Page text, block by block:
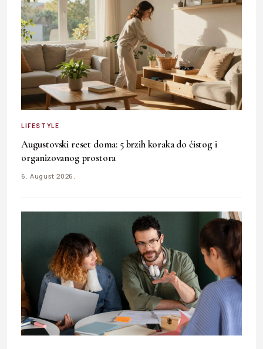
LIFESTYLE
Augustovski reset doma: 5 brzih koraka do čistog i
organizovanog prostora
6. August 2026.